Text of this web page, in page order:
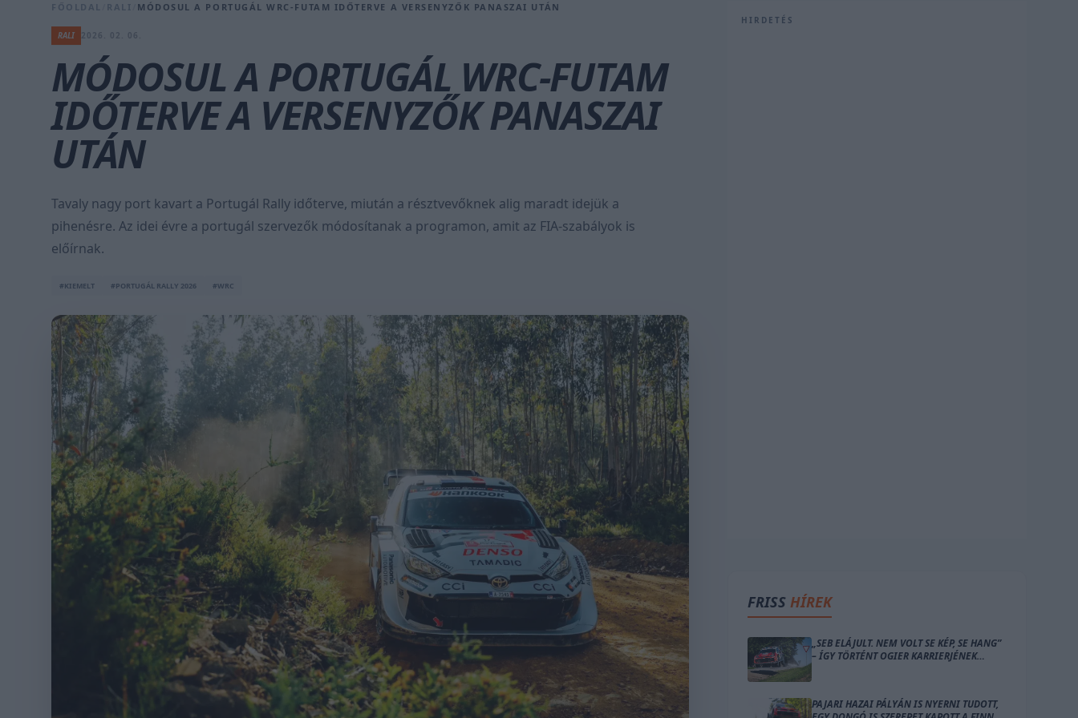
FŐOLDAL RALI MÓDOSUL A PORTUGÁL WRC-FUTAM IDŐTERVE A VERSENYZŐK PANASZAI UTÁN
RALI
MÓDOSUL A PORTUGÁL WRC-FUTAM
IDŐTERVE A VERSENYZŐK PANASZAI
UTÁN
Tavaly nagy port kavart a Portugál Rally időterve, miután a résztvevőknek alig maradt idejük a
pihenésre. Az idei évre a portugál szervezők módosítanak a programon, amit az FIA-szabályok is
előírnak.
#KIEMELT #PORTUGÁL RALLY 2026 #WRC
HIRDETÉS
FRISS HÍREK
„SEB ELÁJULT. NEM VOLT SE KÉP, SE HANG”
– ÍGY TÖRTÉNT OGIER KARRIERJÉNEK
PAJARI HAZAI PÁLYÁN IS NYERNI TUDOTT,